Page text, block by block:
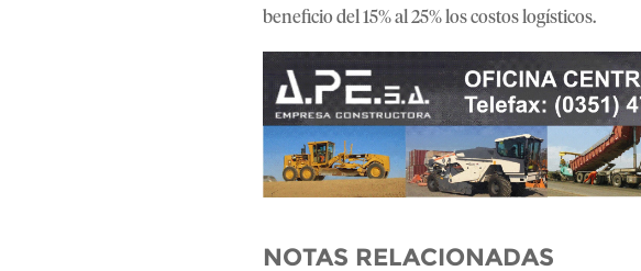
beneficio del 15% al 25% los costos logísticos.
NOTAS RELACIONADAS